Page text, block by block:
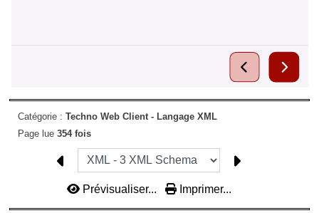
Catégorie : Techno Web Client - Langage XML
Page lue 354 fois
Prévisualiser... Imprimer...